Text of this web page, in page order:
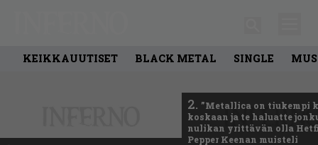
KEIKKAUUTISET BLACK METAL SINGLE
2. ”Metallica on tiukempi
koskaan ja te haluatte
nulikan yrittävän olla
Pepper Keenan muisteli